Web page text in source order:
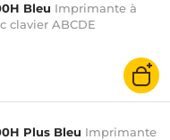
Bleu Imprimante à
clavier ABCDE
Plus Bleu Imprimante